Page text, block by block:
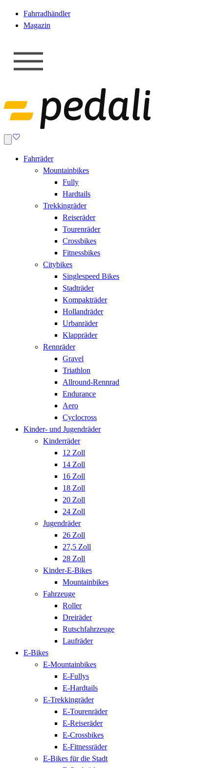
Fahrradhändler
Magazin
Fahrräder
Mountainbikes
Fully
Hardtails
Trekkingräder
Reiseräder
Tourenräder
Crossbikes
Fitnessbikes
Citybikes
Singlespeed Bikes
Stadträder
Kompakträder
Hollandräder
Urbanräder
Klappräder
Rennräder
Gravel
Triathlon
Allround-Rennrad
Endurance
Aero
Cyclocross
Kinder- und Jugendräder
Kinderräder
12 Zoll
14 Zoll
16 Zoll
18 Zoll
20 Zoll
24 Zoll
Jugendräder
26 Zoll
27,5 Zoll
28 Zoll
Kinder-E-Bikes
Mountainbikes
Fahrzeuge
Roller
Dreiräder
Rutschfahrzeuge
Laufräder
E-Bikes
E-Mountainbikes
E-Fullys
E-Hardtails
E-Trekkingräder
E-Tourenräder
E-Reiseräder
E-Crossbikes
E-Fitnessräder
E-Bikes für die Stadt